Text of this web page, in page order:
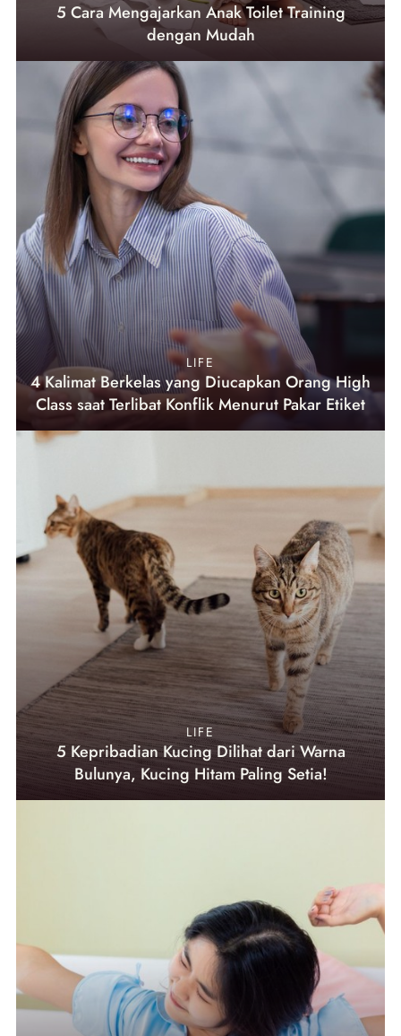
5 Cara Mengajarkan Anak Toilet Training
dengan Mudah
LIFE
4 Kalimat Berkelas yang Diucapkan Orang High
Class saat Terlibat Konflik Menurut Pakar Etiket
LIFE
5 Kepribadian Kucing Dilihat dari Warna
Bulunya, Kucing Hitam Paling Setia!